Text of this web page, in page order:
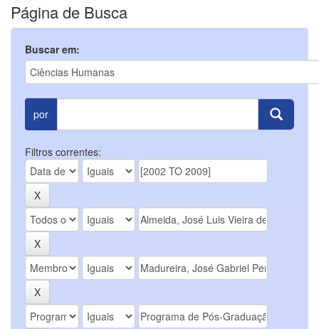
Página de Busca
Buscar em:
por
Filtros correntes: